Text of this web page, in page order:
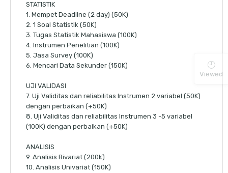
STATISTIK
1. Mempet Deadline (2 day) (50K)
2. 1 Soal Statistik (50K)
3. Tugas Statistik Mahasiswa (100K)
4. Instrumen Penelitian (100K)
5. Jasa Survey (100K)
6. Mencari Data Sekunder (150K)
UJI VALIDASI
7. Uji Validitas dan reliabilitas Instrumen 2 variabel (50K)
dengan perbaikan (+50K)
8. Uji Validitas dan reliabilitas Instrumen 3 -5 variabel
(100K) dengan perbaikan (+50K)
ANALISIS
9. Analisis Bivariat (200k)
10. Analisis Univariat (150K)
Viewed